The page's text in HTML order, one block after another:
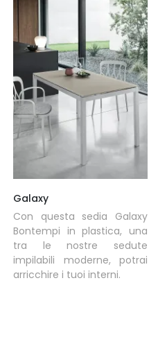
Galaxy
Con questa sedia Galaxy
Bontempi in plastica, una
tra le nostre sedute
impilabili moderne, potrai
arricchire i tuoi interni.